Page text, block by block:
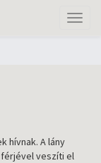
hívnak. A lány
veszíti el